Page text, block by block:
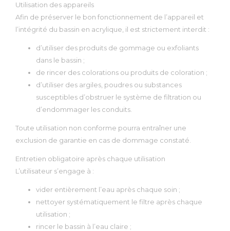
Utilisation des appareils
Afin de préserver le bon fonctionnement de l’appareil et
l’intégrité du bassin en acrylique, il est strictement interdit :
d’utiliser des produits de gommage ou exfoliants
dans le bassin ;
de rincer des colorations ou produits de coloration ;
d’utiliser des argiles, poudres ou substances
susceptibles d’obstruer le système de filtration ou
d’endommager les conduits.
Toute utilisation non conforme pourra entraîner une
exclusion de garantie en cas de dommage constaté.
Entretien obligatoire après chaque utilisation
L’utilisateur s’engage à :
vider entièrement l’eau après chaque soin ;
nettoyer systématiquement le filtre après chaque
utilisation ;
rincer le bassin à l’eau claire ;